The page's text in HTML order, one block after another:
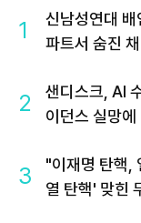
1
신남성연대
파트서 숨진
2
샌디스크, AI
이던스 실망
3
"이재명 탄핵,
열 탄핵' 맞힌